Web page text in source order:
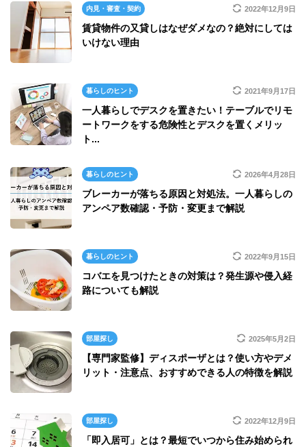
内見・審査・契約 2022年12月9日
賃貸物件の又貸しはなぜダメなの？絶対にしては
いけない理由
暮らしのヒント 2021年9月17日
一人暮らしでデスクを置きたい！テーブルでリモ
ートワークをする危険性とデスクを置くメリッ
ト...
暮らしのヒント 2026年4月28日
ブレーカーが落ちる原因と対処法。一人暮らしの
アンペア数確認・予防・変更まで解説
暮らしのヒント 2022年9月15日
コバエを見つけたときの対策は？発生源や侵入経
路についても解説
部屋探し 2025年5月2日
【専門家監修】ディスポーザとは？使い方やデメ
リット・注意点、おすすめできる人の特徴を解説
部屋探し 2022年12月9日
「即入居可」とは？最短でいつから住み始められ